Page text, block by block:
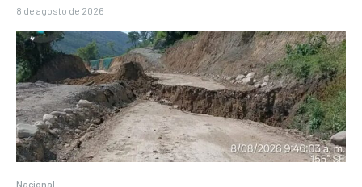
8 de agosto de 2026
Nacional